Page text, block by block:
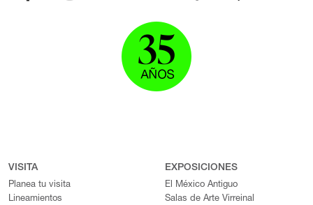
VISITA
Planea tu visita
Lineamientos
EXPOSICIONES
El México Antiguo
Salas de Arte Virreinal